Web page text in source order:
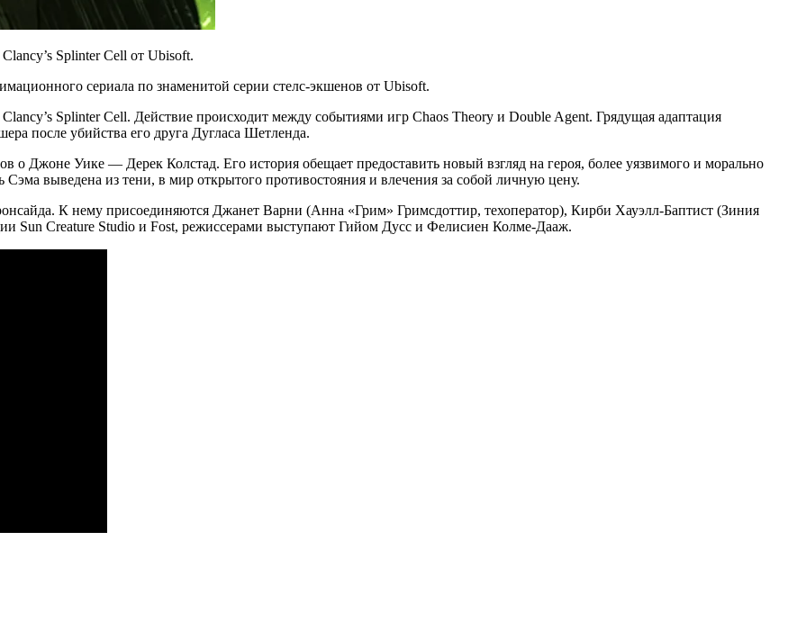
Splinter Cell от Ubisoft.
сериала по знаменитой серии стелс-экшенов от Ubisoft.
Splinter Cell. Действие происходит между событиями игр Chaos Theory и Double Agent. Грядущая адаптация
после убийства его друга Дугласа Шетленда.
о Джоне Уике — Дерек Колстад. Его история обещает предоставить новый взгляд на героя, более уязвимого и морально
выведена из тени, в мир открытого противостояния и влечения за собой личную цену.
К нему присоединяются Джанет Варни (Анна «Грим» Гримсдоттир, техоператор), Кирби Хауэлл-Баптист (Зиния
Sun Creature Studio и Fost, режиссерами выступают Гийом Дусс и Фелисиен Колме-Дааж.